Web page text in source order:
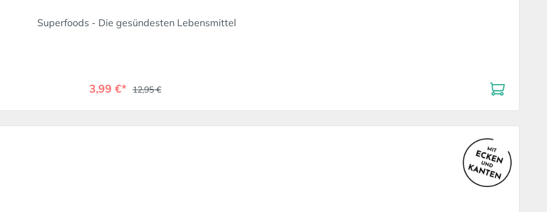
Superfoods - Die gesündesten Lebensmittel
3,99 €* 12,95 €